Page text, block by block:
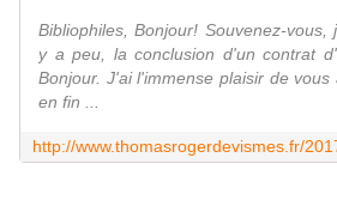
Bibliophiles, Bonjour! Souvenez-
y a peu, la conclusion d'un contrat
Bonjour. J'ai l'immense plaisir de vous
en fin ...